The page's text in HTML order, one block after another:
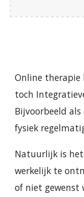
Online therapie
toch
Bijvoorbeeld
fysiek
Natuurlijk is
werkelijk te
of niet gewenst